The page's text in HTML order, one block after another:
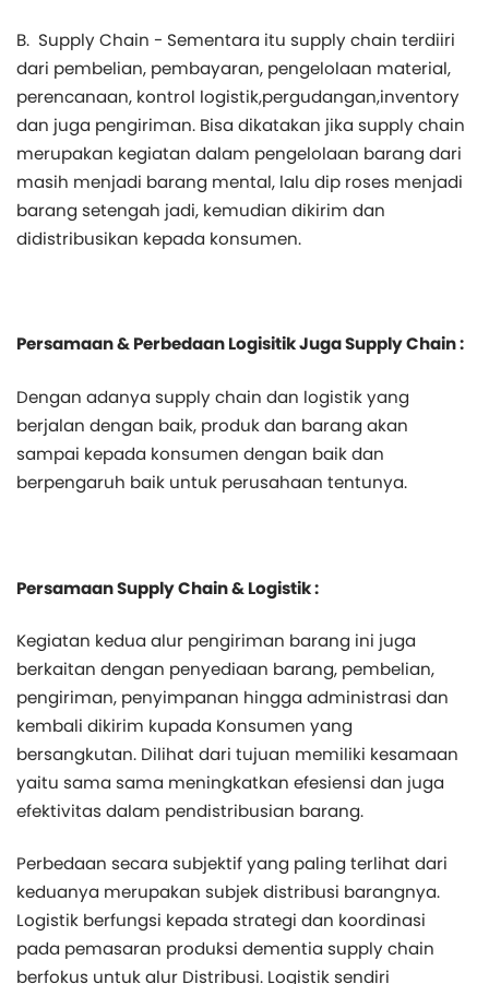
B. Supply Chain - Sementara itu supply chain terdiiri
dari pembelian, pembayaran, pengelolaan material,
perencanaan, kontrol logistik,pergudangan,inventory
dan juga pengiriman. Bisa dikatakan jika supply chain
merupakan kegiatan dalam pengelolaan barang dari
masih menjadi barang mental, lalu dip roses menjadi
barang setengah jadi, kemudian dikirim dan
didistribusikan kepada konsumen.
Persamaan & Perbedaan Logisitik Juga Supply Chain :
Dengan adanya supply chain dan logistik yang
berjalan dengan baik, produk dan barang akan
sampai kepada konsumen dengan baik dan
berpengaruh baik untuk perusahaan tentunya.
Persamaan Supply Chain & Logistik :
Kegiatan kedua alur pengiriman barang ini juga
berkaitan dengan penyediaan barang, pembelian,
pengiriman, penyimpanan hingga administrasi dan
kembali dikirim kupada Konsumen yang
bersangkutan. Dilihat dari tujuan memiliki kesamaan
yaitu sama sama meningkatkan efesiensi dan juga
efektivitas dalam pendistribusian barang.
Perbedaan secara subjektif yang paling terlihat dari
keduanya merupakan subjek distribusi barangnya.
Logistik berfungsi kepada strategi dan koordinasi
pada pemasaran produksi dementia supply chain
berfokus untuk alur Distribusi. Logistik sendiri